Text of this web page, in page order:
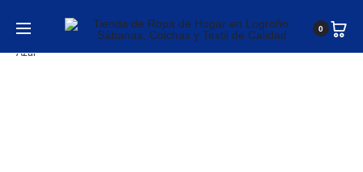
0
Inicio Mantas y Colchas Colchas Colcha Bouti Stitch
Azul